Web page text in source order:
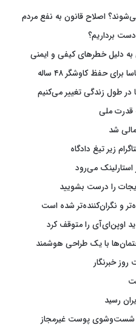
اصلاح قانون به نفع مردم
برداریم؟
در طول زندگی تغییر می‌کنیم
قدرت ملی
شد
را درست بشویید
و نگران‌کننده‌تر شده است
اوپن‌ای‌آی را متوقف کرد
خبرنگار
رسید
شست‌وشوی پوست غیرمجاز